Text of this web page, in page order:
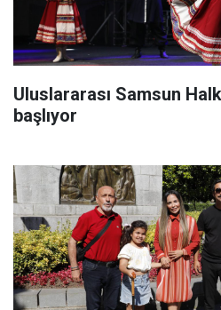
Uluslararası Samsun
başlıyor